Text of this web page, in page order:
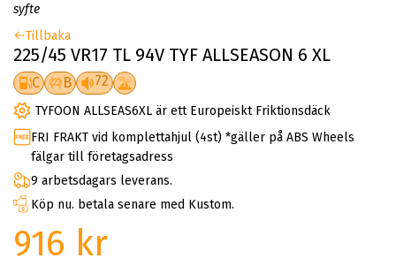
syfte
Tillbaka
225/45 VR17 TL 94V TYF ALLSEASON 6 XL
C B 72
TYFOON ALLSEAS6XL är ett Europeiskt Friktionsdäck
FRI FRAKT vid komplettahjul (4st) *gäller på ABS Wheels
fälgar till företagsadress
9 arbetsdagars leverans.
Köp nu. betala senare med Kustom.
916 kr